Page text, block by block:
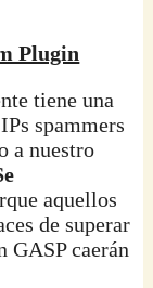
Plugin
tiene una
spammers
a nuestro
aquellos
de superar
GASP caerán